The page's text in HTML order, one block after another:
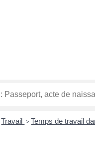
Travail > Temps de travail